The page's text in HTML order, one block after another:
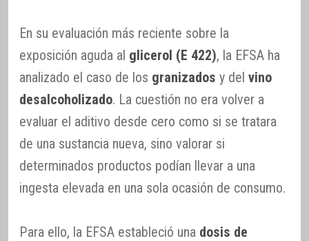
En su evaluación más reciente sobre la
exposición aguda al glicerol (E 422), la EFSA ha
analizado el caso de los granizados y del vino
desalcoholizado. La cuestión no era volver a
evaluar el aditivo desde cero como si se tratara
de una sustancia nueva, sino valorar si
determinados productos podían llevar a una
ingesta elevada en una sola ocasión de consumo.
Para ello, la EFSA estableció una dosis de